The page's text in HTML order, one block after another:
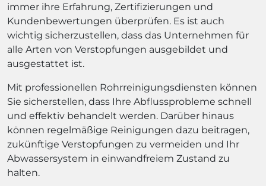
immer ihre Erfahrung, Zertifizierungen und
Kundenbewertungen überprüfen. Es ist auch
wichtig sicherzustellen, dass das Unternehmen für
alle Arten von Verstopfungen ausgebildet und
ausgestattet ist.
Mit professionellen Rohrreinigungsdiensten können
Sie sicherstellen, dass Ihre Abflussprobleme schnell
und effektiv behandelt werden. Darüber hinaus
können regelmäßige Reinigungen dazu beitragen,
zukünftige Verstopfungen zu vermeiden und Ihr
Abwassersystem in einwandfreiem Zustand zu
halten.